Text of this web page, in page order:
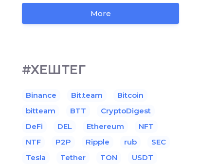
More
#ХЕШТЕГ
Binance Bit.team
Bitcoin
bitteam
BTT
CryptoDigest
DeFi
DEL Ethereum
NFT
NTF
P2P Ripple rub
SEC
Tesla
Tether TON
USDT